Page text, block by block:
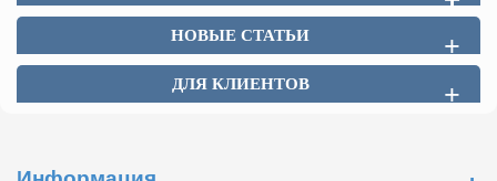
НОВЫЕ СТАТЬИ +
ДЛЯ КЛИЕНТОВ +